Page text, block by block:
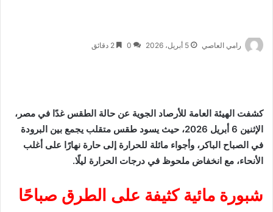
رامي العاصي 5 أبريل، 2026 0
كشفت الهيئة العامة للأرصاد الجوية عن حالة الطقس غدًا في مصر،
الإثنين 6 أبريل 2026، حيث يسود طقس متقلب يجمع بين البرودة
في الصباح الباكر، وأجواء مائلة للحرارة إلى حارة نهارًا على أغلب
الأنحاء، مع انخفاض ملحوظ في درجات الحرارة ليلًا.
شبورة مائية كثيفة على الطرق صباحًا